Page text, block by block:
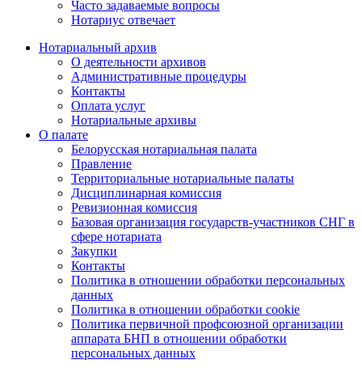
Часто задаваемые вопросы
Нотариус отвечает
Нотариальный архив
О деятельности архивов
Административные процедуры
Контакты
Оплата услуг
Нотариальные архивы
О палате
Белорусская нотариальная палата
Правление
Территориальные нотариальные палаты
Дисциплинарная комиссия
Ревизионная комиссия
Базовая организация государств-участников СНГ в
сфере нотариата
Закупки
Контакты
Политика в отношении обработки персональных
данных
Политика в отношении обработки cookie
Политика первичной профсоюзной организации
аппарата БНП в отношении обработки
персональных данных